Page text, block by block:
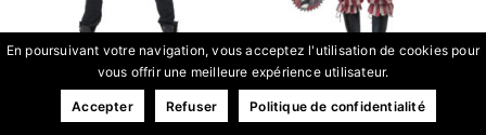
DÉGUISEMENT PRÊTRE
VAUDOU GRANDE TAILLE
HOMME
DÉGUISEMENT CLOWN
DÉMONIAQUE LUXE ADULTE
En poursuivant votre navigation, vous acceptez l'utilisation de cookies pour
vous offrir une meilleure expérience utilisateur.
Accepter Refuser Politique de confidentialité